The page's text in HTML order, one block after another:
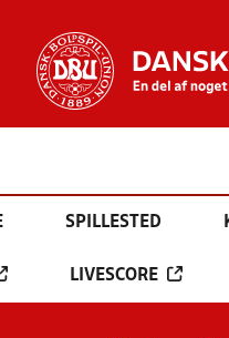
SPILLESTED
LIVESCORE